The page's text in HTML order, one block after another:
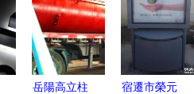
單立柱廣告
牌安裝全攻
岳陽高立柱
宿遷市榮元